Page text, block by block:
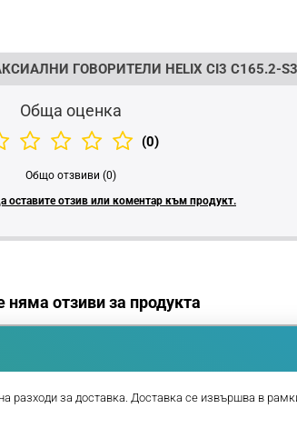
ГОВОРИТЕЛИ HELIX CI3 C165.2-
Обща оценка
(0)
Общо отзвиви (0)
оставите отзив или коментар към продукт.
няма отзиви за продукта
разходи за доставка. Доставка се извършва в